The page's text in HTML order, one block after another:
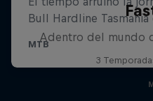
Adentro del mundo
3